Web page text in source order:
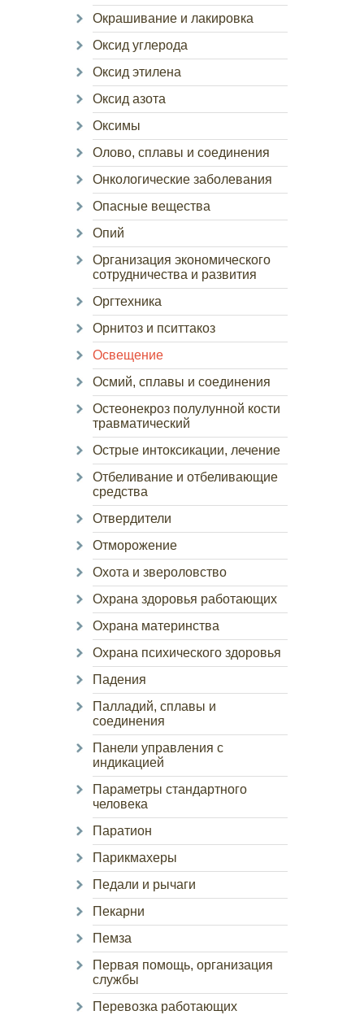
Окрашивание и лакировка
Оксид углерода
Оксид этилена
Оксид азота
Оксимы
Олово, сплавы и соединения
Онкологические заболевания
Опасные вещества
Опий
Организация экономического
сотрудничества и развития
Оргтехника
Орнитоз и пситтакоз
Освещение
Осмий, сплавы и соединения
Остеонекроз полулунной кости
травматический
Острые интоксикации, лечение
Отбеливание и отбеливающие
средства
Отвердители
Отморожение
Охота и звероловство
Охрана здоровья работающих
Охрана материнства
Охрана психического здоровья
Падения
Палладий, сплавы и
соединения
Панели управления с
индикацией
Параметры стандартного
человека
Паратион
Парикмахеры
Педали и рычаги
Пекарни
Пемза
Первая помощь, организация
службы
Перевозка работающих